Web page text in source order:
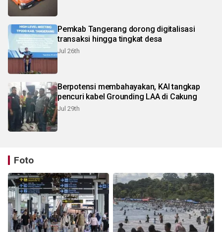
Pemkab Tangerang dorong digitalisasi
transaksi hingga tingkat desa
Jul 26th
Berpotensi membahayakan, KAI tangkap
pencuri kabel Grounding LAA di Cakung
Jul 29th
Foto